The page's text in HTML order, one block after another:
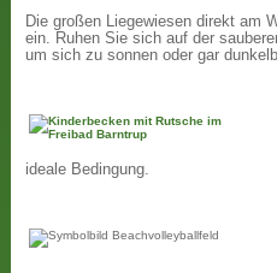
Die großen Liegewiesen direkt am
ein. Ruhen Sie sich auf der
um sich zu sonnen oder gar
ideale Bedingung.